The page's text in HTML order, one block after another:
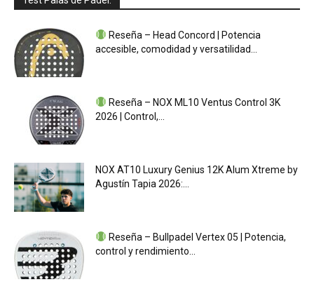
Reseña – Head Concord | Potencia
accesible, comodidad y versatilidad...
Reseña – NOX ML10 Ventus Control 3K
2026 | Control,...
NOX AT10 Luxury Genius 12K Alum Xtreme by
Agustín Tapia 2026:...
Reseña – Bullpadel Vertex 05 | Potencia,
control y rendimiento...